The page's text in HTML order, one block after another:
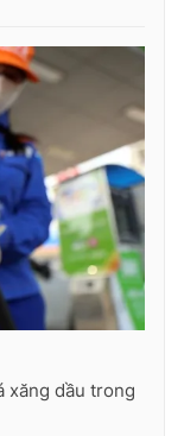
có sự chấp
phát hành lại
xăng dầu trong